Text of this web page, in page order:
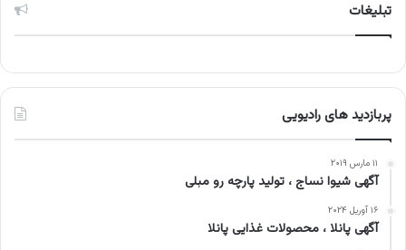
تبلیغات
پربازدید های رادیویی
۱۱ مارس ۲۰۱۹
آگهی شیوا نساج ، تولید پارچه رو مبلی
۱۶ آوریل ۲۰۲۴
آگهی پانلا ، محصولات غذایی پانلا